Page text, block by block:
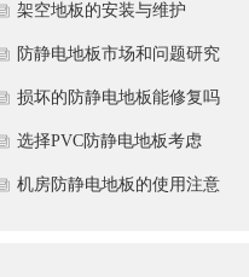
​架空地板的安装与维护
防静电地板市场和问题研究
损坏的防静电地板能修复吗
​选择PVC防静电地板考虑
机房防静电地板的使用注意